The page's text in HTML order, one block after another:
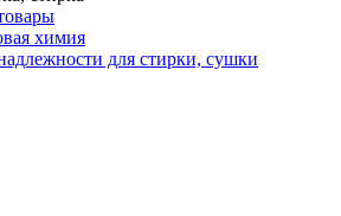
химия
для стирки, сушки